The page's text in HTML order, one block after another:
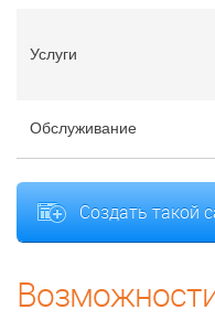
Услуги
Обслуживание
Создать такой